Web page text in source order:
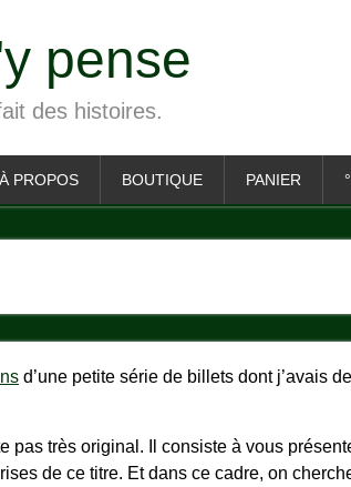
pense
des histoires.
À PROPOS BOUTIQUE PANIER °
d’une petite série de billets dont j’avais
pas très original. Il consiste à vous
de ce titre. Et dans ce cadre, on